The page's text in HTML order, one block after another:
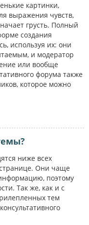
картинки,
выражения чувств,
грусть. Полный
создания
используя их: они
и модератор
или вообще
форума также
которое можно
ниже всех
Они чаще
поэтому
Так же, как и с
тем